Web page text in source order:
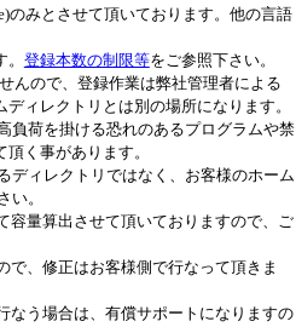
のみとさせて頂いております。他の言語
登録本数の制限等をご参照下さい。
んので、登録作業は弊社管理者による
ィレクトリとは別の場所になります。
負荷を掛ける恐れのあるプログラムや禁
く事があります。
ディレクトリではなく、お客様のホーム
い。
容量算出させて頂いておりますので、ご
で、修正はお客様側で行なって頂きま
なう場合は、有償サポートになりますの